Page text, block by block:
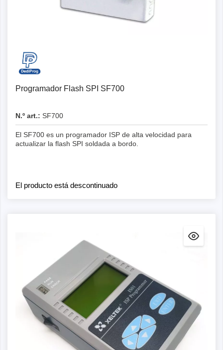
Programador Flash SPI SF700
N.º art.: SF700
El SF700 es un programador ISP de alta velocidad para
actualizar la flash SPI soldada a bordo.
El producto está descontinuado